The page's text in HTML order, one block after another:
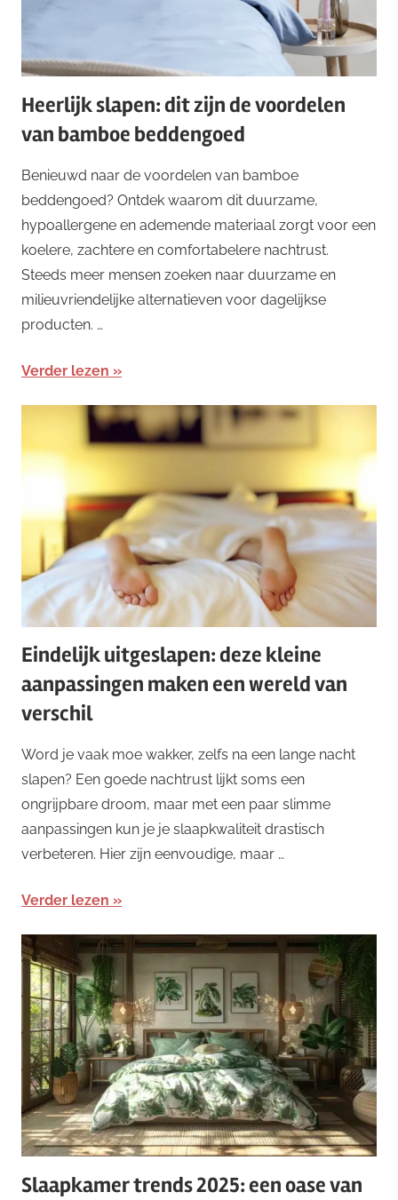
Heerlijk slapen: dit zijn de voordelen
van bamboe beddengoed
Benieuwd naar de voordelen van bamboe
beddengoed? Ontdek waarom dit duurzame,
hypoallergene en ademende materiaal zorgt voor een
koelere, zachtere en comfortabelere nachtrust.
Steeds meer mensen zoeken naar duurzame en
milieuvriendelijke alternatieven voor dagelijkse
producten. …
Verder lezen
Eindelijk uitgeslapen: deze kleine
aanpassingen maken een wereld van
verschil
Word je vaak moe wakker, zelfs na een lange nacht
slapen? Een goede nachtrust lijkt soms een
ongrijpbare droom, maar met een paar slimme
aanpassingen kun je je slaapkwaliteit drastisch
verbeteren. Hier zijn eenvoudige, maar …
Verder lezen
Slaapkamer trends 2025: een oase van